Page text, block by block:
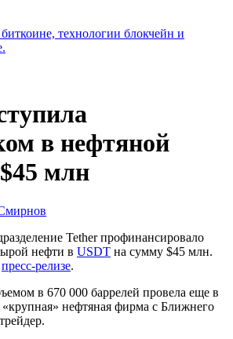
технологии блокчейн и
в нефтяной
млн
Tether профинансировало
нефти в USDT на сумму $45 млн.
пресс-релизе.
в 670 000 баррелей провела еще в
«крупная» нефтяная фирма с Ближнего